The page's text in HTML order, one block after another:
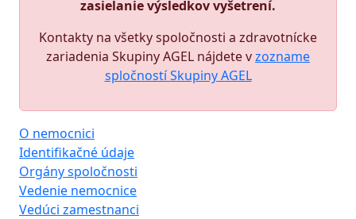
zasielanie výsledkov vyšetrení.
Kontakty na všetky spoločnosti a zdravotnícke
zariadenia Skupiny AGEL nájdete vzozname
spločností Skupiny AGEL
O nemocnici
Identifikačné údaje
Orgány spoločnosti
Vedenie nemocnice
Vedúci zamestnanci